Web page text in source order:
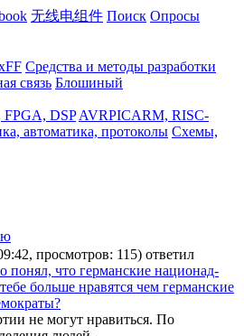
无线电组件 Поиск Опросы
Средства и методы разработки
связь Блошиный
FPGA, DSP AVRPICARM, RISC-
автоматика, протоколы Схемы,
просмотров: 115) ответил
понял, что германские национад-
больше нравятся чем германские
не могут нравиться. По